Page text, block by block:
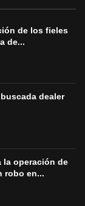
de los fieles
de...
dealer
la operación de
robo en...